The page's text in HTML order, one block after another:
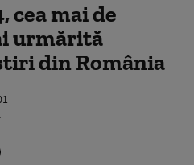
cea mai de
urmărită
din România